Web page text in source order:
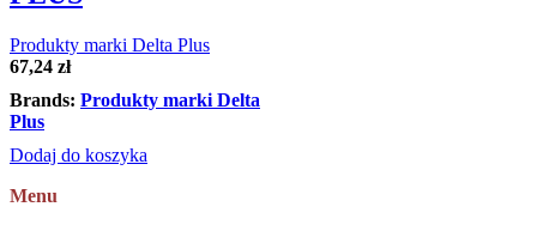
Produkty marki Delta Plus
67,24 zł
Brands: Produkty marki Delta
Plus
Dodaj do koszyka
Menu